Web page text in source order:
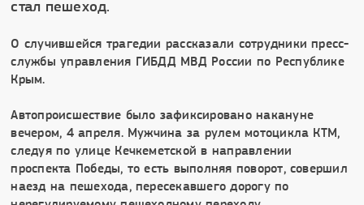
стал пешеход.
О случившейся трагедии рассказали сотрудники пресс-
службы управления ГИБДД МВД России по Республике
Крым.
Автопроисшествие было зафиксировано накануне
вечером, 4 апреля. Мужчина за рулем мотоцикла КТМ,
следуя по улице Кечкеметской в направлении
проспекта Победы, то есть выполняя поворот, совершил
наезд на пешехода, пересекавшего дорогу по